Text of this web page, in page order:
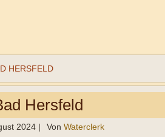
HERSFELD
Hersfeld
2024 | Von Waterclerk